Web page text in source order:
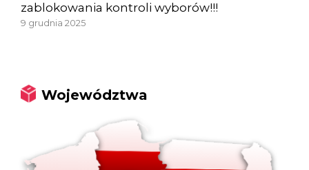
zablokowania kontroli wyborów!!!
9 grudnia 2025
Województwa